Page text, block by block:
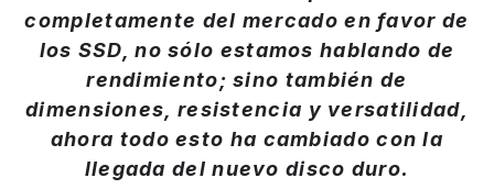
completamente del mercado en favor de
los SSD, no sólo estamos hablando de
rendimiento; sino también de
dimensiones, resistencia y versatilidad,
ahora todo esto ha cambiado con la
llegada del nuevo disco duro.